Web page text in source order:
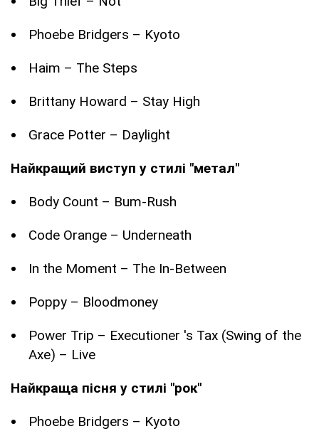
Phoebe Bridgers – Kyoto
Haim – The Steps
Brittany Howard – Stay High
Grace Potter – Daylight
Найкращий виступ у стилі "метал"
Body Count – Bum-Rush
Code Orange – Underneath
In the Moment – The In-Between
Poppy – Bloodmoney
Power Trip – Executioner 's Tax (Swing of the
Axe) – Live
Найкраща пісня у стилі "рок"
Phoebe Bridgers – Kyoto